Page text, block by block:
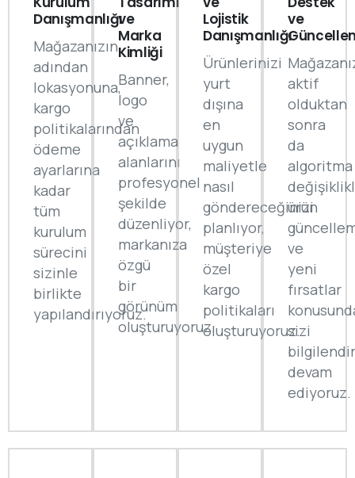
Danışmanlığı
Mağazanızın
adından
lokasyonuna,
kargo
politikalarından
ödeme
ayarlarına
kadar
tüm
kurulum
sürecini
sizinle
birlikte
yapılandırıyoruz.
ve
Marka
Kimliği
Banner,
logo
ve
açıklama
alanlarını
profesyonel
şekilde
düzenliyor,
markanıza
özgü
bir
görünüm
oluşturuyoruz.
Lojistik
Danışmanlığı
Ürünlerinizi
yurt
dışına
en
uygun
maliyetle
nasıl
göndereceğinizi
planlıyor,
müşteriye
özel
kargo
politikaları
oluşturuyoruz.
ve
aktif
olduktan
sonra
da
algoritma
ürün
ve
yeni
fırsatlar
sizi
devam
ediyoruz.